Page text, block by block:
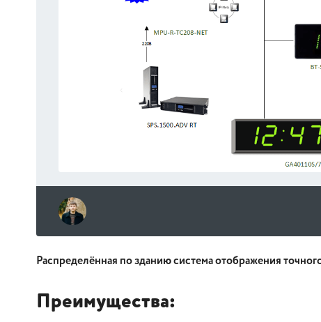
Распределённая по зданию система отображения
Преимущества: